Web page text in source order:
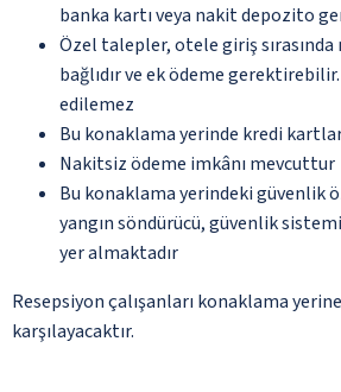
banka kartı veya nakit depozito
Özel talepler, otele giriş
bağlıdır ve ek ödeme
edilemez
Bu konaklama yerinde kredi
Nakitsiz ödeme imkânı mevcuttur
Bu konaklama yerindeki güvenlik
yangın söndürücü, güvenlik
yer almaktadır
Resepsiyon çalışanları konaklama
karşılayacaktır.